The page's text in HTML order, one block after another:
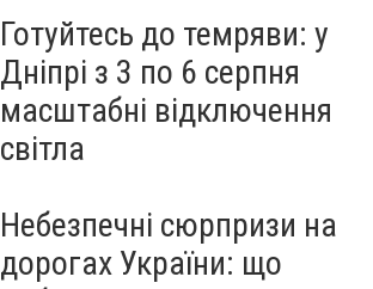
Готуйтесь до темряви: у
Дніпрі з 3 по 6 серпня
масштабні відключення
світла
Небезпечні сюрпризи на
дорогах України: що